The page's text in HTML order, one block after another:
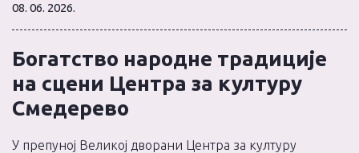
08. 06. 2026.
Богатство народне традиције
на сцени Центра за културу
Смедерево
У препуној Великој дворани Центра за културу